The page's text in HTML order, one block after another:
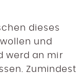
dieses
und
werd an mir
Zumindest